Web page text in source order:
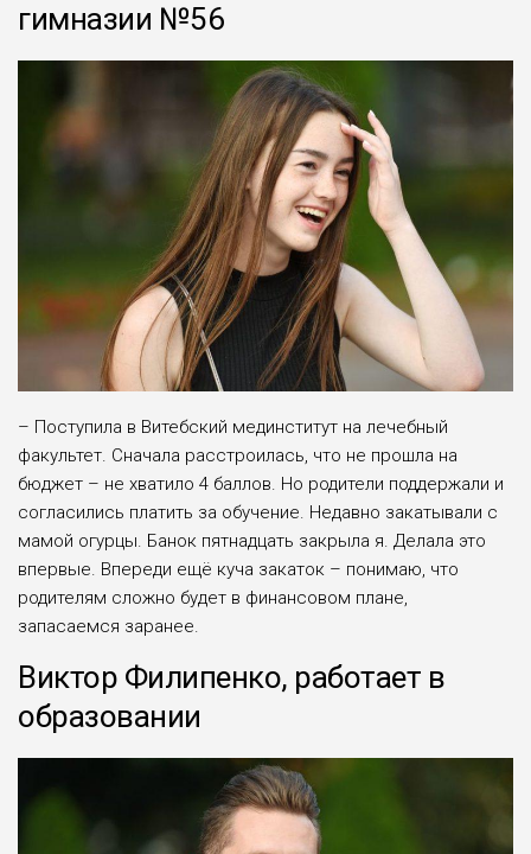
гимназии №56
– Поступила в Витебский мединститут на лечебный
факультет. Сначала расстроилась, что не прошла на
бюджет – не хватило 4 баллов. Но родители поддержали и
согласились платить за обучение. Недавно закатывали с
мамой огурцы. Банок пятнадцать закрыла я. Делала это
впервые. Впереди ещё куча закаток – понимаю, что
родителям сложно будет в финансовом плане,
запасаемся заранее.
Виктор Филипенко, работает в
образовании